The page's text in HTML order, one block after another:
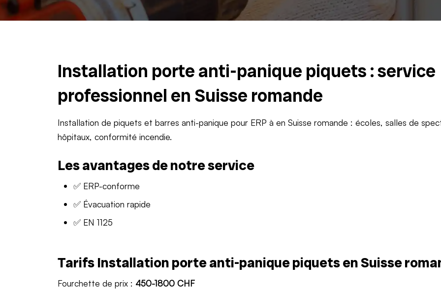
Installation porte anti-panique piquets : service
professionnel en Suisse romande
Installation de piquets et barres anti-panique pour ERP à en Suisse romande : écoles, salles de
hôpitaux, conformité incendie.
Les avantages de notre service
✅ ERP-conforme
✅ Évacuation rapide
✅ EN 1125
Tarifs Installation porte anti-panique piquets en Suisse
Fourchette de prix : 450-1800 CHF